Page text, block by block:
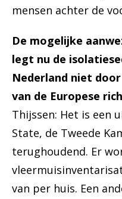
mensen achter de
De mogelijke
legt nu de
Nederland niet
van de Europese
Thijssen: Het is een
State, de Tweede
terughoudend. Er
van per huis. Een